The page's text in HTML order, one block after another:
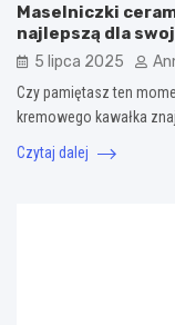
Maselniczki
najlepszą dla
5 lipca 2025
Czy pamiętasz ten
kremowego kawałka
Czytaj dalej